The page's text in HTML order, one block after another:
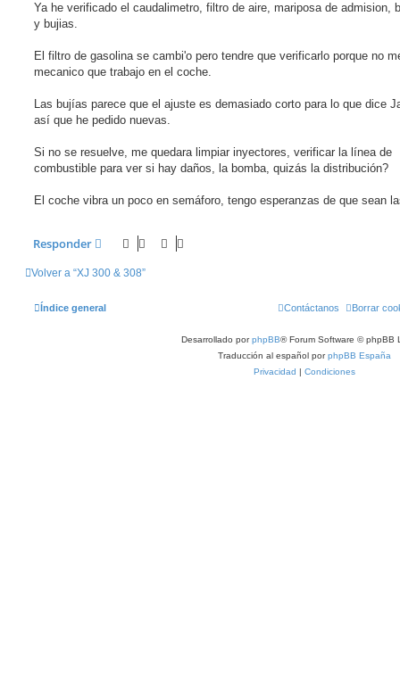
i
l
r
Ya he verificado el caudalimetro, filtro de aire, mariposa de admision,
y bujias.
El filtro de gasolina se cambi'o pero tendre que verificarlo porque no
mecanico que trabajo en el coche.
Las bujías parece que el ajuste es demasiado corto para lo que dice
así que he pedido nuevas.
Si no se resuelve, me quedara limpiar inyectores, verificar la línea de
combustible para ver si hay daños, la bomba, quizás la distribución?
El coche vibra un poco en semáforo, tengo esperanzas de que sean
Responder
Volver a “XJ 300 & 308”
Índice general Borrar
Contáctanos
Desarrollado porphpBB® Forum Software © phpBB
Traducción al español porphpBB España
Privacidad | Condiciones